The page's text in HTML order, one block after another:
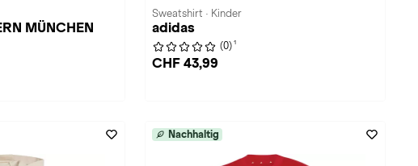
MÜNCHEN
Sweatshirt · Kinder
adidas
(0) 1
CHF 43,99
Nachhaltig